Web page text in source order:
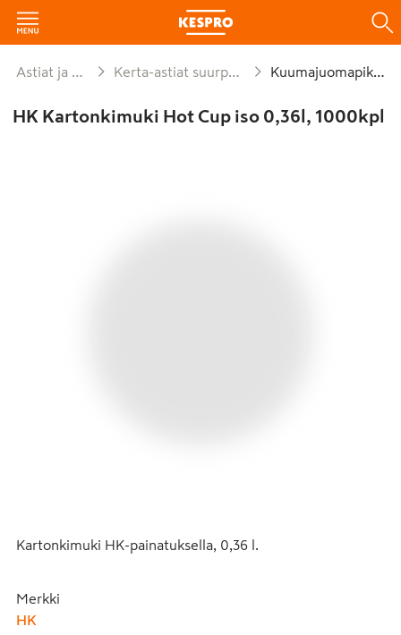
Astiat ja kattaus Kerta-astiat suurpakkaukset Kuumajuomapikarit
HK Kartonkimuki Hot Cup iso 0,36l, 1000kpl
Kartonkimuki HK-painatuksella, 0,36 l.
Merkki
HK